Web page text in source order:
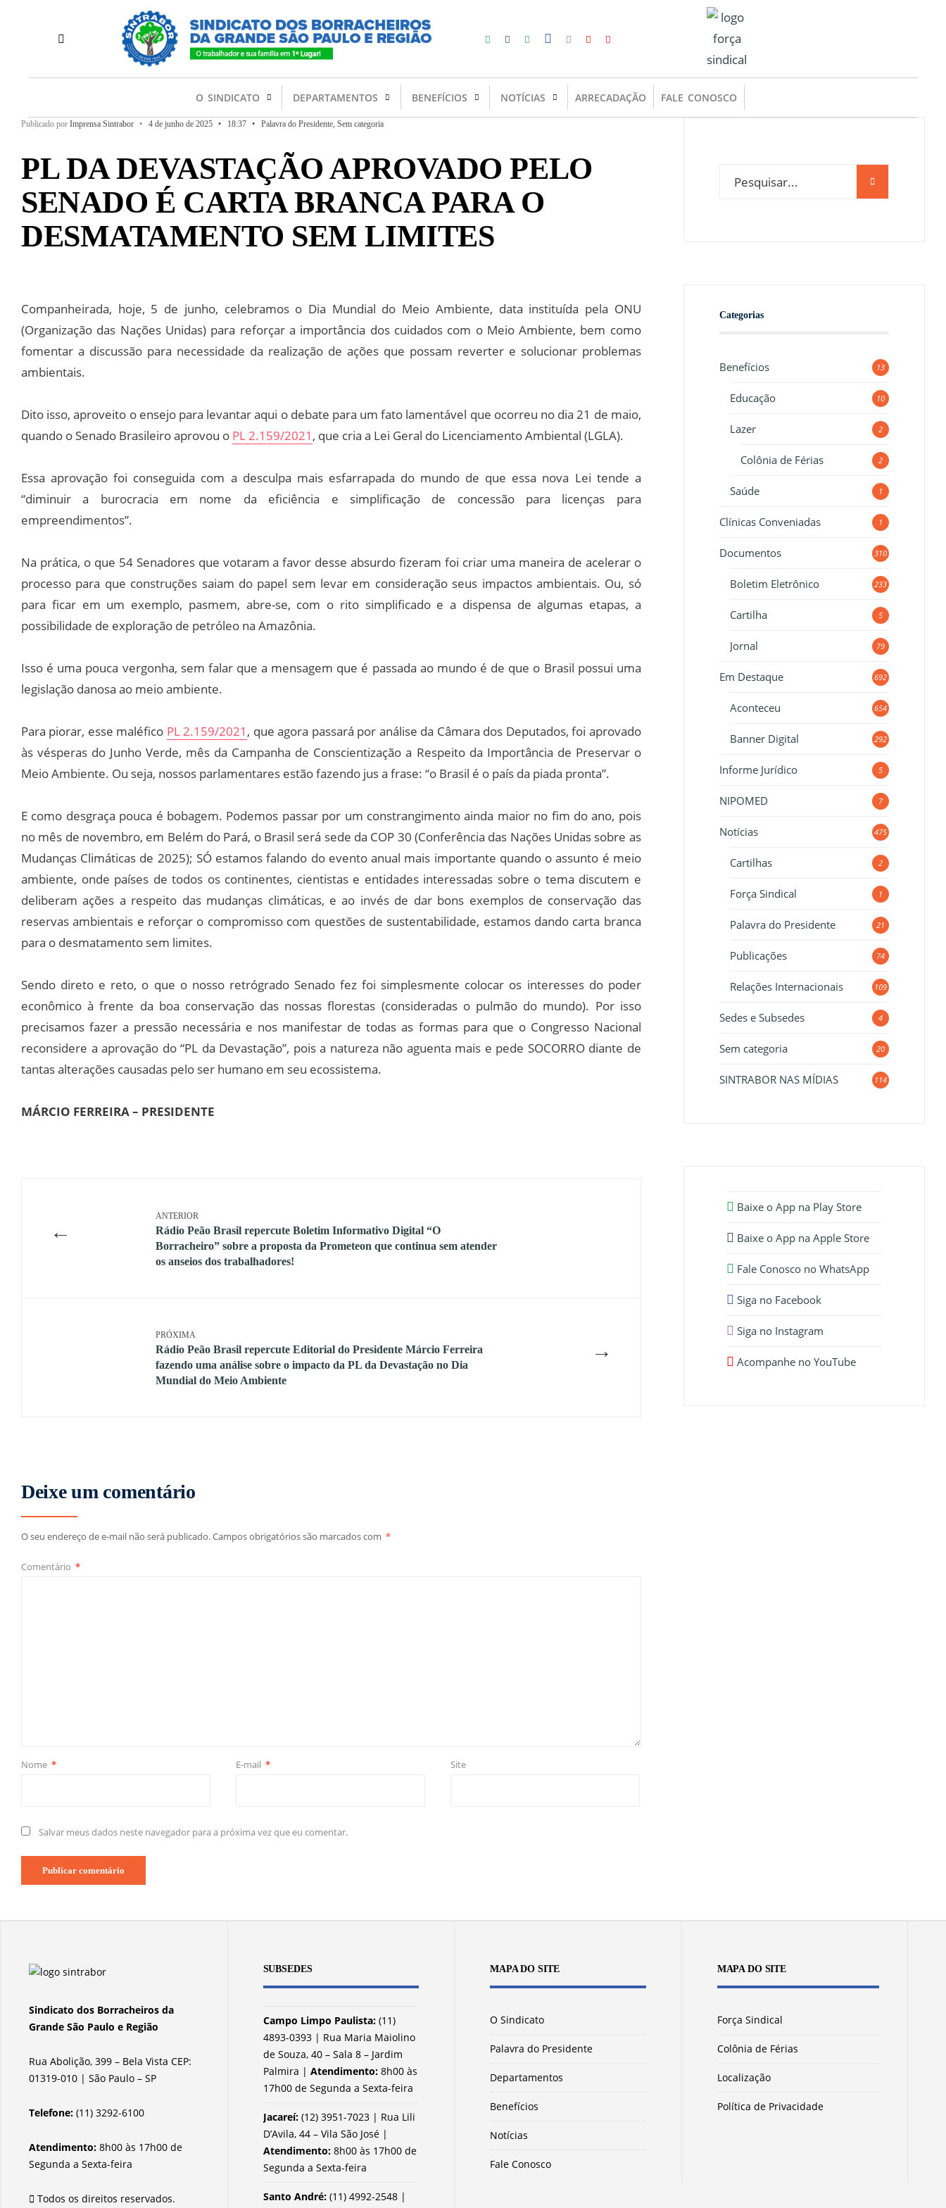
O SINDICATO DEPARTAMENTOS BENEFÍCIOS NOTÍCIAS ARRECADAÇÃO FALE CONOSCO
Publicado por Imprensa Sintrabor • 4 de junho de 2025 • 18:37 • Palavra do Presidente, Sem categoria
PL DA DEVASTAÇÃO APROVADO PELO
SENADO É CARTA BRANCA PARA O
DESMATAMENTO SEM LIMITES
Companheirada, hoje, 5 de junho, celebramos o Dia Mundial do Meio Ambiente, data instituída pela ONU
(Organização das Nações Unidas) para reforçar a importância dos cuidados com o Meio Ambiente, bem como
fomentar a discussão para necessidade da realização de ações que possam reverter e solucionar problemas
ambientais.
Dito isso, aproveito o ensejo para levantar aqui o debate para um fato lamentável que ocorreu no dia 21 de maio,
quando o Senado Brasileiro aprovou o PL 2.159/2021 , que cria a Lei Geral do Licenciamento Ambiental (LGLA).
Essa aprovação foi conseguida com a desculpa mais esfarrapada do mundo de que essa nova Lei tende a
“diminuir a burocracia em nome da eficiência e simplificação de concessão para licenças para
empreendimentos”.
Na prática, o que 54 Senadores que votaram a favor desse absurdo fizeram foi criar uma maneira de acelerar o
processo para que construções saiam do papel sem levar em consideração seus impactos ambientais. Ou, só
para ficar em um exemplo, pasmem, abre-se, com o rito simplificado e a dispensa de algumas etapas, a
possibilidade de exploração de petróleo na Amazônia.
Isso é uma pouca vergonha, sem falar que a mensagem que é passada ao mundo é de que o Brasil possui uma
legislação danosa ao meio ambiente.
Para piorar, esse maléfico PL 2.159/2021 , que agora passará por análise da Câmara dos Deputados, foi aprovado
às vésperas do Junho Verde, mês da Campanha de Conscientização a Respeito da Importância de Preservar o
Meio Ambiente. Ou seja, nossos parlamentares estão fazendo jus a frase: “o Brasil é o país da piada pronta”.
E como desgraça pouca é bobagem. Podemos passar por um constrangimento ainda maior no fim do ano, pois
no mês de novembro, em Belém do Pará, o Brasil será sede da COP 30 (Conferência das Nações Unidas sobre as
Mudanças Climáticas de 2025); SÓ estamos falando do evento anual mais importante quando o assunto é meio
ambiente, onde países de todos os continentes, cientistas e entidades interessadas sobre o tema discutem e
deliberam ações a respeito das mudanças climáticas, e ao invés de dar bons exemplos de conservação das
reservas ambientais e reforçar o compromisso com questões de sustentabilidade, estamos dando carta branca
para o desmatamento sem limites.
Sendo direto e reto, o que o nosso retrógrado Senado fez foi simplesmente colocar os interesses do poder
econômico à frente da boa conservação das nossas florestas (consideradas o pulmão do mundo). Por isso
precisamos fazer a pressão necessária e nos manifestar de todas as formas para que o Congresso Nacional
reconsidere a aprovação do “PL da Devastação”, pois a natureza não aguenta mais e pede SOCORRO diante de
tantas alterações causadas pelo ser humano em seu ecossistema.
MÁRCIO FERREIRA – PRESIDENTE
←
ANTERIOR
Rádio Peão Brasil repercute Boletim Informativo Digital “O
Borracheiro” sobre a proposta da Prometeon que continua sem atender
os anseios dos trabalhadores!
→
PRÓXIMA
Rádio Peão Brasil repercute Editorial do Presidente Márcio Ferreira
fazendo uma análise sobre o impacto da PL da Devastação no Dia
Mundial do Meio Ambiente
Deixe um comentário
O seu endereço de e-mail não será publicado.Campos obrigatórios são marcados com *
Comentário *
Nome * E-mail * Site
Salvar meus dados neste navegador para a próxima vez que eu comentar.
Categorias
Benefícios 13
Educação 10
Lazer 2
Colônia de Férias 2
Saúde 1
Clínicas Conveniadas 1
Documentos 310
Boletim Eletrônico 233
Cartilha 5
Jornal 79
Em Destaque 692
Aconteceu 654
Banner Digital 292
Informe Jurídico 5
NIPOMED 7
Notícias 475
Cartilhas 2
Força Sindical 1
Palavra do Presidente 21
Publicações 74
Relações Internacionais 109
Sedes e Subsedes 4
Sem categoria 20
SINTRABOR NAS MÍDIAS 114
Baixe o App na Play Store
Baixe o App na Apple Store
Fale Conosco no WhatsApp
Siga no Facebook
Siga no Instagram
Acompanhe no YouTube
Sindicato dos Borracheiros da
Grande São Paulo e Região
Rua Abolição, 399 – Bela Vista CEP:
01319-010 | São Paulo – SP
Telefone: (11) 3292-6100
Atendimento: 8h00 às 17h00 de
Segunda a Sexta-feira
Todos os direitos reservados.
SUBSEDES
Campo Limpo Paulista:(11)
4893-0393 | Rua Maria Maiolino
de Souza, 40 – Sala 8 – Jardim
Palmira | Atendimento: 8h00 às
17h00 de Segunda a Sexta-feira
Jacareí:(12) 3951-7023 | Rua Lili
D’Avila, 44 – Vila São José |
Atendimento: 8h00 às 17h00 de
Segunda a Sexta-feira
Santo André: (11) 4992-2548 |
MAPA DO SITE
O Sindicato
Palavra do Presidente
Departamentos
Benefícios
Notícias
Fale Conosco
MAPA DO SITE
Força Sindical
Colônia de Férias
Localização
Política de Privacidade